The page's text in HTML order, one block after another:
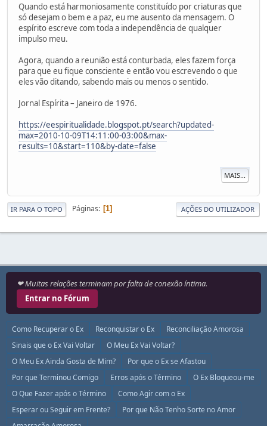
Quando está harmoniosamente constituído por criaturas que
só desejam o bem e a paz, eu me ausento da mensagem. O
espírito escreve com toda a independência de qualquer
impulso meu.
Agora, quando a reunião está conturbada, eles fazem força
para que eu fique consciente e então vou escrevendo o que
eles vão ditando, sabendo mais ou menos o sentido.
Jornal Espírita – Janeiro de 1976.
https://eespiritualidade.blogspot.pt/search?updated-
max=2010-10-09T14:11:00-03:00&max-
results=10&start=110&by-date=false
MAIS...
IR PARA O TOPO Páginas 1 AÇÕES DO UTILIZADOR
❤ Muitas relações terminam por falta de conexão íntima.
Entrar no Fórum
Como Recuperar o Ex Reconquistar o Ex
Reconciliação Amorosa
Sinais que o Ex Vai Voltar
O Meu Ex Vai Voltar?
O Meu Ex Ainda Gosta de Mim?
Por que o Ex se Afastou
Por que Terminou Comigo
Erros após o Término
O Ex Bloqueou-me
O Que Fazer após o Término
Como Agir com o Ex
Esperar ou Seguir em Frente?
Por que Não Tenho Sorte no Amor